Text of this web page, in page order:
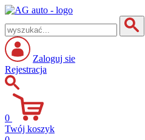
Zaloguj sie
Rejestracja
0
Twój koszyk